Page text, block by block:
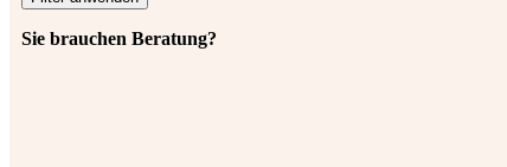
Sie brauchen Beratung?